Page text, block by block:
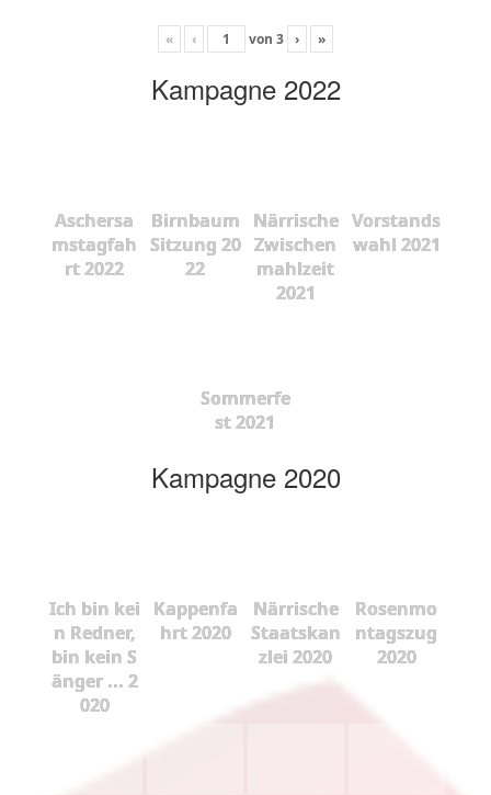
« ‹ von 3 › »
Kampagne 2022
Aschersa
mstagfah
rt 2022
Birnbaum
Sitzung 20
22
Närrische
Zwischen
mahlzeit
2021
Vorstands
wahl 2021
Sommerfe
st 2021
Kampagne 2020
Ich bin kei
n Redner,
bin kein S
änger ... 2
020
Kappenfa
hrt 2020
Närrische
Staatskan
zlei 2020
Rosenmo
ntagszug
2020